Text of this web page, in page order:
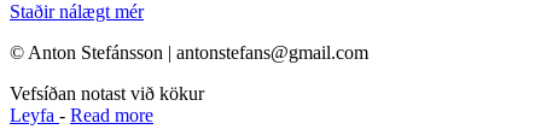
Staðir nálægt mér
© Anton Stefánsson | antonstefans@gmail.com
Vefsíðan notast við kökur
Leyfa - Read more